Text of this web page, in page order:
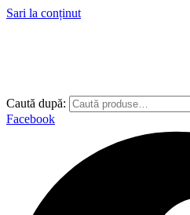
Sari la conținut
Caută după:
Facebook